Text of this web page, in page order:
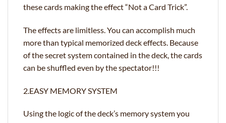
these cards making the effect “Not a Card Trick”.
The effects are limitless. You can accomplish much
more than typical memorized deck effects. Because
of the secret system contained in the deck, the cards
can be shuffled even by the spectator!!!
2.EASY MEMORY SYSTEM
Using the logic of the deck’s memory system you